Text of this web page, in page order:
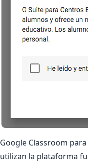
Google Classroom
utilizan la plataforma